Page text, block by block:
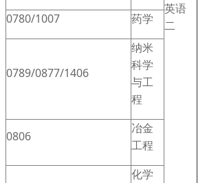
英语
二
0780/1007
药学
0789/0877/1406
纳米
科学
与工
程
0806
冶金
工程
化学